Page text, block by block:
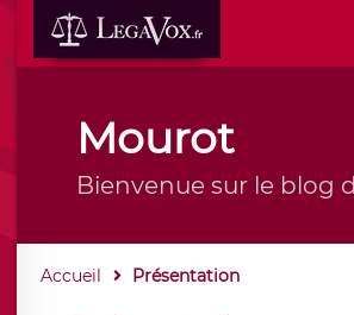
Mourot
Bienvenue sur le blog
Accueil Présentation